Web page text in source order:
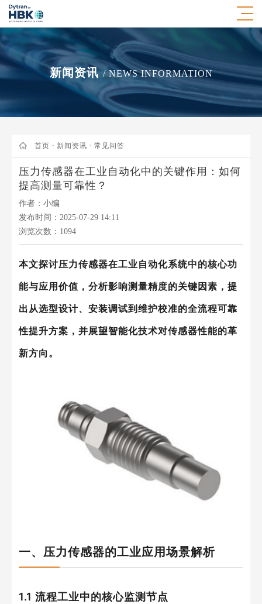
新闻资讯 / NEWS INFORMATION
首页 > 新闻资讯 > 常见问答
压力传感器在工业自动化中的关键作用：如何
提高测量可靠性？
作者：小编
发布时间：2025-07-29 14:11
浏览次数： 1094
本文探讨压力传感器在工业自动化系统中的核心功
能与应用价值，分析影响测量精度的关键因素，提
出从选型设计、安装调试到维护校准的全流程可靠
性提升方案，并展望智能化技术对传感器性能的革
新方向。
一、压力传感器的工业应用场景解析
1.1 流程工业中的核心监测节点